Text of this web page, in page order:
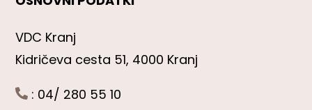
VDC Kranj
Kidričeva cesta 51, 4000 Kranj
: 04/ 280 55 10